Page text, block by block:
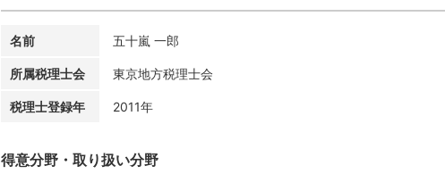
名前 五十嵐 一郎
所属税理士会 東京地方税理士会
税理士登録年 2011年
得意分野・取り扱い分野